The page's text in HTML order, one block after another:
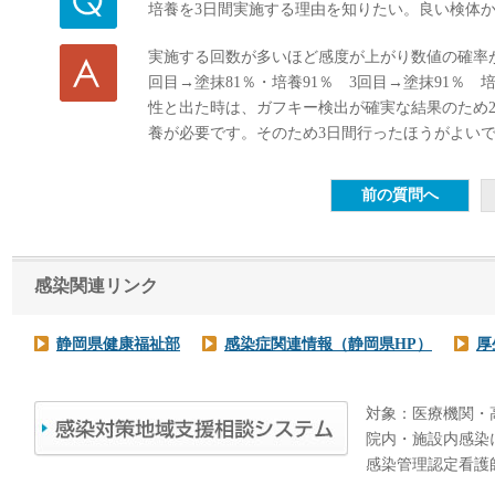
培養を3日間実施する理由を知りたい。良い検体
実施する回数が多いほど感度が上がり数値の確
回目→塗抹81％・培養91％ 3回目→塗抹91％
性と出た時は、ガフキー検出が確実な結果のた
養が必要です。そのため3日間行ったほうがよい
感染関連リンク
静岡県健康福祉部 感染症関連情報（静岡県HP）
対象：医療機関・
院内・施設内感
感染管理認定看